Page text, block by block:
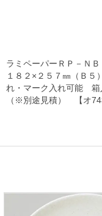
入
れ
・
ク
可
ラミペーパーＲＰ－Ｎ
１８２×２５７㎜（Ｂ
れ・マーク入れ可能 箱
（※別途見積） 【オ